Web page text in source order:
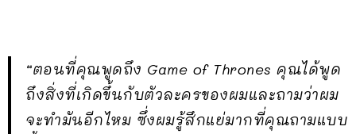
“ตอนที่คุณพูดถึง Game of Thrones คุณได้พูด
ถึงสิ่งที่เกิดขึ้นกับตัวละครของผมและถามว่าผม
จะทำมันอีกไหม ซึ่งผมรู้สึกแย่มากที่คุณถามแบบ